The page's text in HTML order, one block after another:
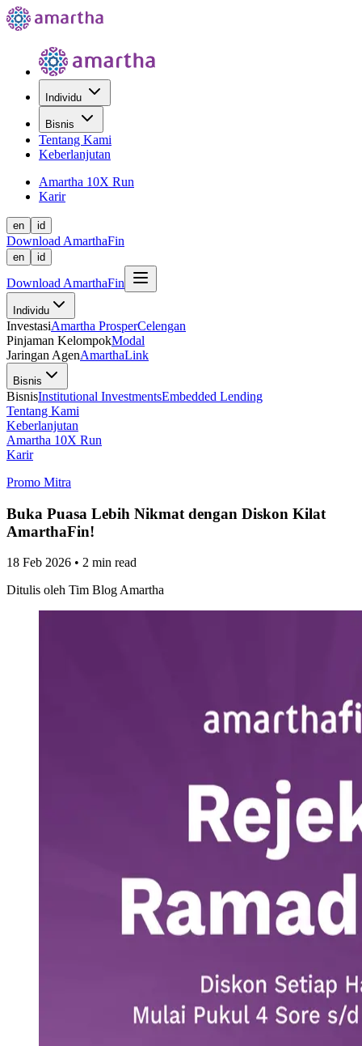
Individu
Bisnis
Tentang Kami
Keberlanjutan
Amartha 10X Run
Karir
en id
Download AmarthaFin
en id
Download AmarthaFin
Individu
InvestasiAmartha ProsperCelengan
Pinjaman KelompokModal
Jaringan AgenAmarthaLink
Bisnis
BisnisInstitutional InvestmentsEmbedded Lending
Tentang Kami
Keberlanjutan
Amartha 10X Run
Karir
Promo Mitra
Buka Puasa Lebih Nikmat dengan Diskon Kilat
AmarthaFin!
18 Feb 2026 • 2 min read
Ditulis oleh Tim Blog Amartha